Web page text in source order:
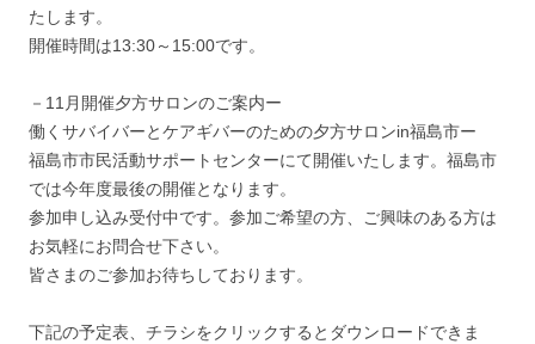
たします。
開催時間は13:30～15:00です。
－11月開催夕方サロンのご案内ー
働くサバイバーとケアギバーのための夕方サロンin福島市ー
福島市市民活動サポートセンターにて開催いたします。福島市
では今年度最後の開催となります。
参加申し込み受付中です。参加ご希望の方、ご興味のある方は
お気軽にお問合せ下さい。
皆さまのご参加お待ちしております。
下記の予定表、チラシをクリックするとダウンロードできま